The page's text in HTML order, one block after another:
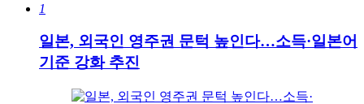
1
일본, 외국인 영주권 문턱 높인다…소득·일본어
기준 강화 추진